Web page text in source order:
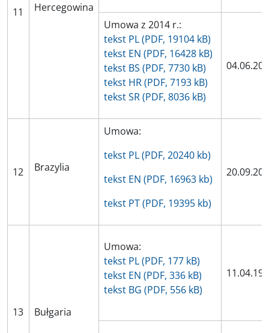
11
Hercegowina
Umowa z 2014 r.:
tekst PL (PDF, 19104 kB)
tekst EN (PDF, 16428 kB)
tekst BS (PDF, 7730 kB)
tekst HR (PDF, 7193 kB)
tekst SR (PDF, 8036 kB)
12 Brazylia
Umowa:
tekst PL (PDF, 20240 kb)
tekst EN (PDF, 16963 kb)
tekst PT (PDF, 19395 kb)
13 Bułgaria
Umowa:
tekst PL (PDF, 177 kB)
tekst EN (PDF, 336 kB)
tekst BG (PDF, 556 kB)